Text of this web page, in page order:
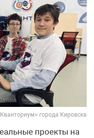
города Кировска
проекты на